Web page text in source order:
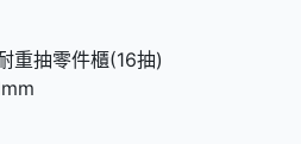
重抽零件櫃(16抽)